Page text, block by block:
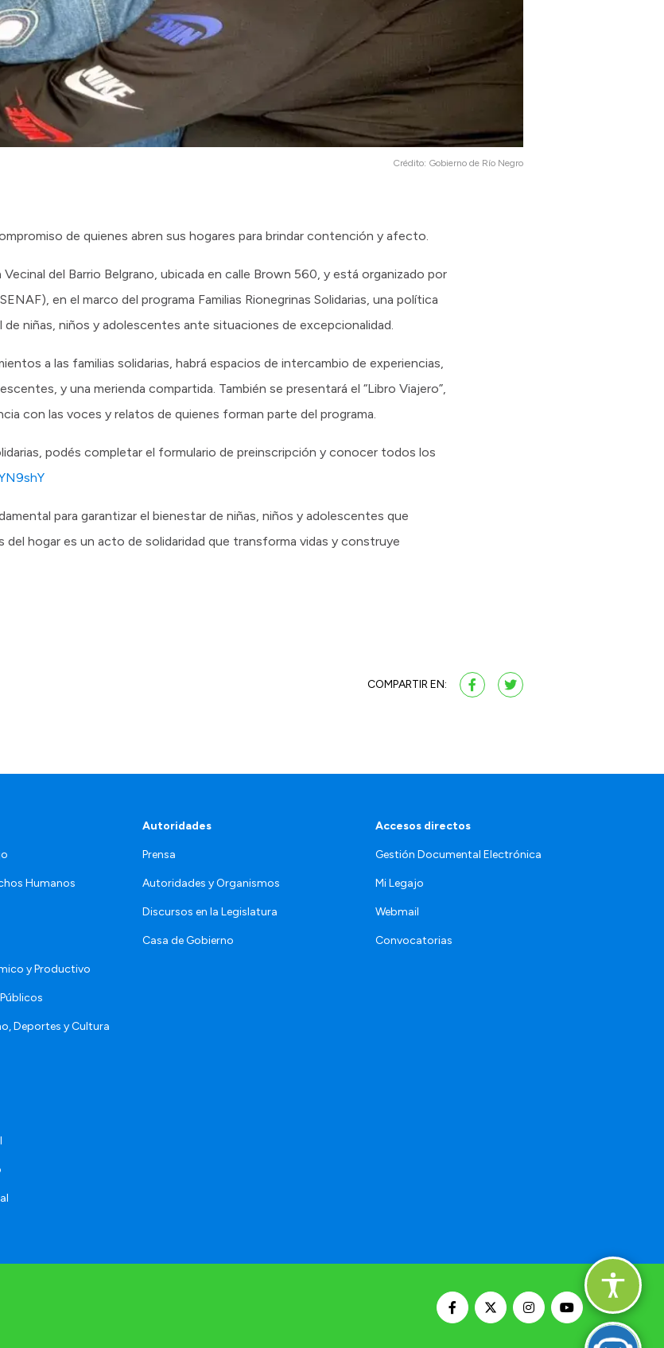
Crédito: Gobierno de Río Negro
de quienes abren sus hogares para brindar contención y afecto.
del Barrio Belgrano, ubicada en calle Brown 560, y está organizado por
en el marco del programa Familias Rionegrinas Solidarias, una política
niñas, niños y adolescentes ante situaciones de excepcionalidad.
a las familias solidarias, habrá espacios de intercambio de experiencias,
y una merienda compartida. También se presentará el “Libro Viajero”,
con las voces y relatos de quienes forman parte del programa.
podés completar el formulario de preinscripción y conocer todos los
para garantizar el bienestar de niñas, niños y adolescentes que
hogar es un acto de solidaridad que transforma vidas y construye
COMPARTIR EN:
Humanos
y Productivo
Deportes y Cultura
Autoridades
Prensa
Autoridades y Organismos
Discursos en la Legislatura
Casa de Gobierno
Accesos directos
Gestión Documental Electrónica
Mi Legajo
Webmail
Convocatorias